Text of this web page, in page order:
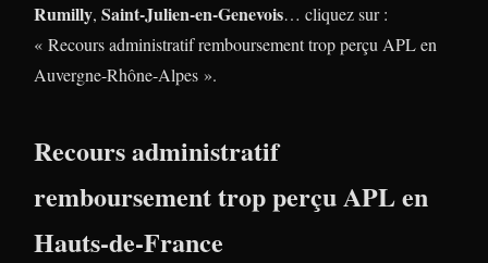
Rumilly, Saint-Julien-en-Genevois… cliquez sur :
« Recours administratif remboursement trop perçu APL en
Auvergne-Rhône-Alpes ».
Recours administratif
remboursement trop perçu APL en
Hauts-de-France